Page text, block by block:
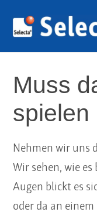
Muss
spielen
Nehmen wir uns
Wir sehen, wie
Augen blickt es
oder da an